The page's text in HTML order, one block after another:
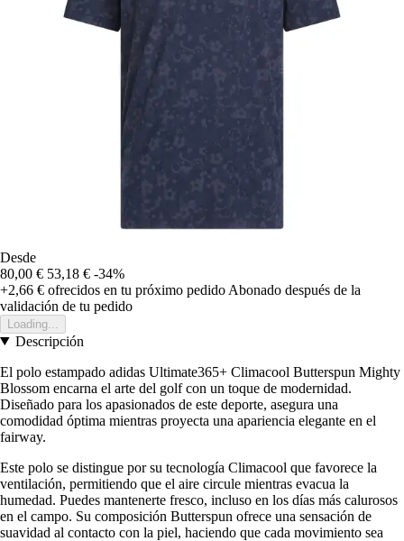
Desde
80,00 € 53,18 € -34%
+2,66 € ofrecidos en tu próximo pedido Abonado después de la
validación de tu pedido
Loading...
Descripción
El polo estampado adidas Ultimate365+ Climacool Butterspun Mighty
Blossom encarna el arte del golf con un toque de modernidad.
Diseñado para los apasionados de este deporte, asegura una
comodidad óptima mientras proyecta una apariencia elegante en el
fairway.
Este polo se distingue por su tecnología Climacool que favorece la
ventilación, permitiendo que el aire circule mientras evacua la
humedad. Puedes mantenerte fresco, incluso en los días más calurosos
en el campo. Su composición Butterspun ofrece una sensación de
suavidad al contacto con la piel, haciendo que cada movimiento sea